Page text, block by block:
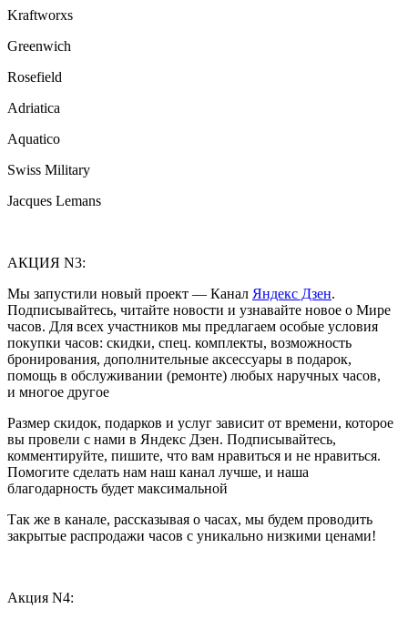
Kraftworxs
Greenwich
Rosefield
Adriatica
Aquatico
Swiss Military
Jacques Lemans
АКЦИЯ N3:
Мы запустили новый проект — Канал Яндекс Дзен.
Подписывайтесь, читайте новости и узнавайте новое о Мире
часов. Для всех участников мы предлагаем особые условия
покупки часов: скидки, спец. комплекты, возможность
бронирования, дополнительные аксессуары в подарок,
помощь в обслуживании (ремонте) любых наручных часов,
и многое другое
Размер скидок, подарков и услуг зависит от времени, которое
вы провели с нами в Яндекс Дзен. Подписывайтесь,
комментируйте, пишите, что вам нравиться и не нравиться.
Помогите сделать нам наш канал лучше, и наша
благодарность будет максимальной
Так же в канале, рассказывая о часах, мы будем проводить
закрытые распродажи часов с уникально низкими ценами!
Акция N4: